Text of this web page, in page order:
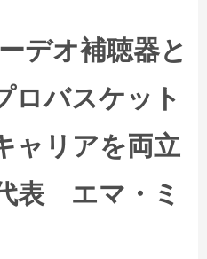
デオ補聴器と
ロバスケット
ャリアを両立
表 エマ・ミ